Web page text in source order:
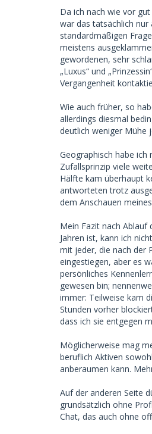
Da ich nach wie vor
war das tatsächlich nur
standardmäßigen
meistens
gewordenen, sehr
„Luxus“ und
Vergangenheit
Wie auch früher, so
allerdings diesmal
deutlich weniger Mühe
Geographisch habe
Zufallsprinzip viele
Hälfte kam überhaupt
antworteten trotz
dem Anschauen
Mein Fazit nach Ablauf
Jahren ist, kann ich
mit jeder, die nach der
eingestiegen, aber es
persönliches
gewesen bin;
immer: Teilweise kam
Stunden vorher
dass ich sie entgegen
Möglicherweise mag
beruflich Aktiven
anberaumen kann.
Auf der anderen Seite
grundsätzlich ohne
Chat, das auch ohne